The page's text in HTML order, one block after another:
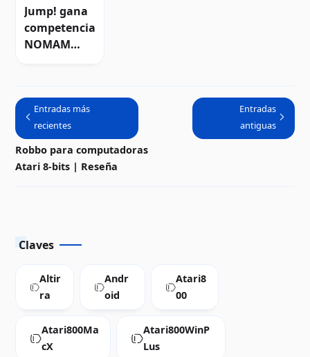
Liners
Jump! gana
competencia
NOMAM
Entradas más
recientes
Robbo para computadoras
Atari 8-bits | Reseña
Entradas
antiguas
Claves
Altir
ra
Andr
oid
Atari8
00
Atari800Ma
cX
Atari800WinP
Lus